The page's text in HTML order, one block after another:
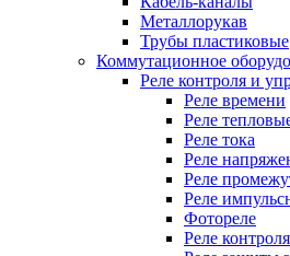
Металлорукав
Трубы пластиковые
Коммутационное
Реле контроля и
Реле времени
Реле
Реле тока
Реле
Реле
Реле
Фотореле
Реле